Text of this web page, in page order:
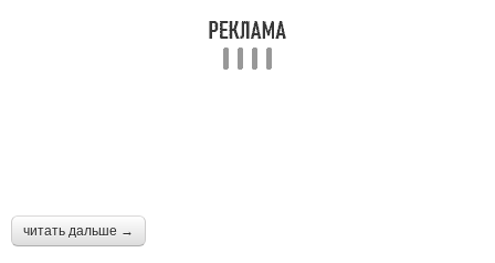
читать дальше →